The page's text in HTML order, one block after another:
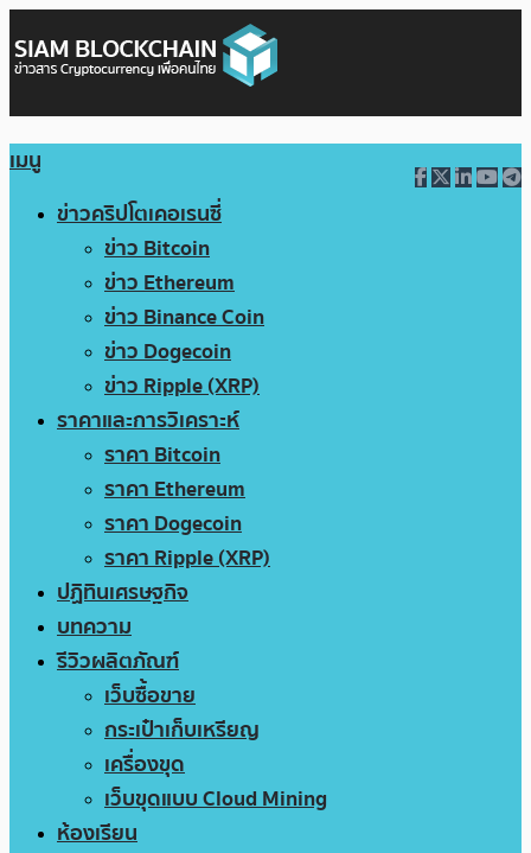
เมนู
ข่าวคริปโตเคอเรนซี่
ข่าว Bitcoin
ข่าว Ethereum
ข่าว Binance Coin
ข่าว Dogecoin
ข่าว Ripple (XRP)
ราคาและการวิเคราะห์
ราคา Bitcoin
ราคา Ethereum
ราคา Dogecoin
ราคา Ripple (XRP)
ปฏิทินเศรษฐกิจ
บทความ
รีวิวผลิตภัณฑ์
เว็บซื้อขาย
กระเป๋าเก็บเหรียญ
เครื่องขุด
เว็บขุดแบบ Cloud Mining
ห้องเรียน